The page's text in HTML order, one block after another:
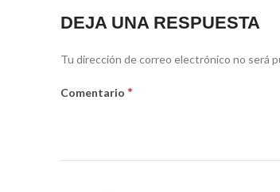
DEJA UNA RESPUESTA
Tu dirección de correo electrónico no será
Comentario *